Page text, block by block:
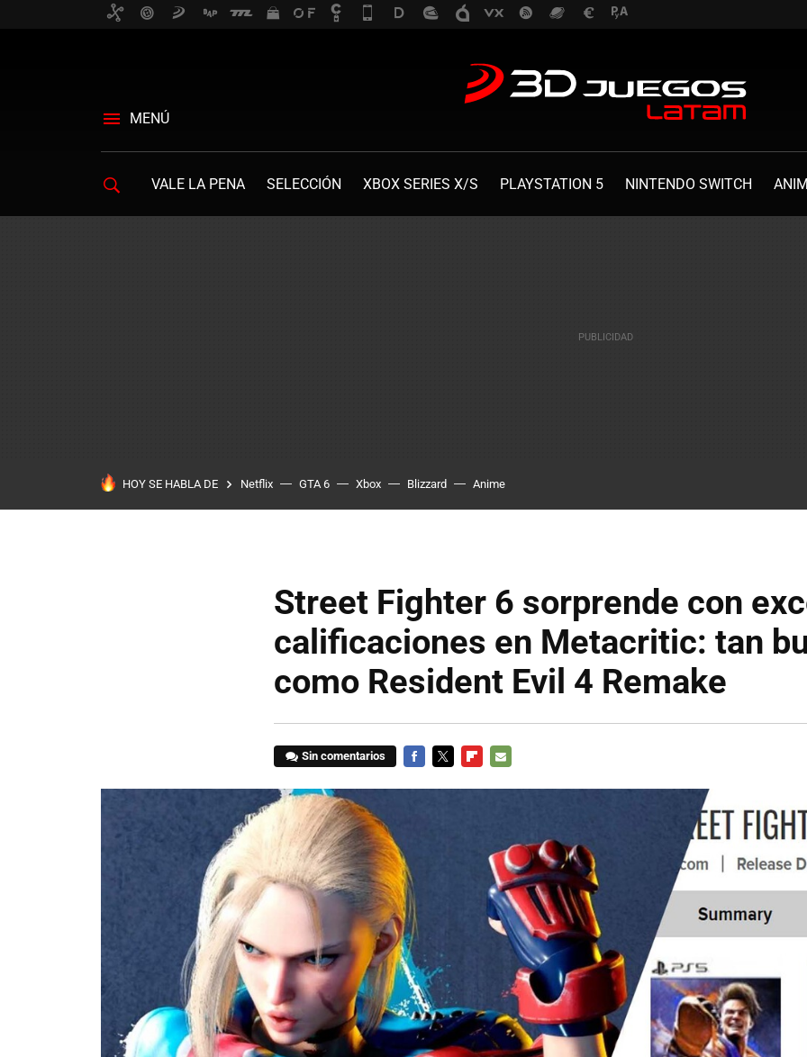
MENÚ
VALE LA PENA SELECCIÓN XBOX SERIES X/S PLAYSTATION 5 NINTENDO SWITCH
HOY SE HABLA DE Netflix GTA 6 Xbox Blizzard Anime
Street Fighter 6 sorprende con
calificaciones en Metacritic: tan
como Resident Evil 4 Remake
Sin comentarios